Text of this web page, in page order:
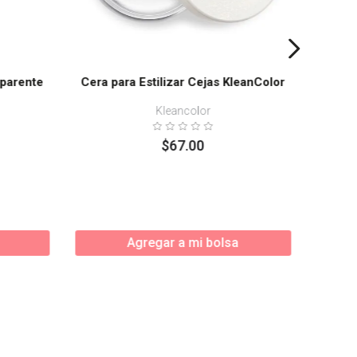
Cera para Estilizar Cejas KleanColor
Kleancolor
$67.00
Agregar a mi bolsa